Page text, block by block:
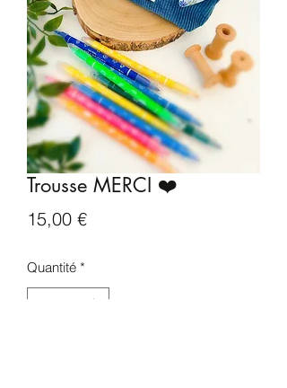
Trousse MERCI ❤️
15,00 €Prix
Quantité *